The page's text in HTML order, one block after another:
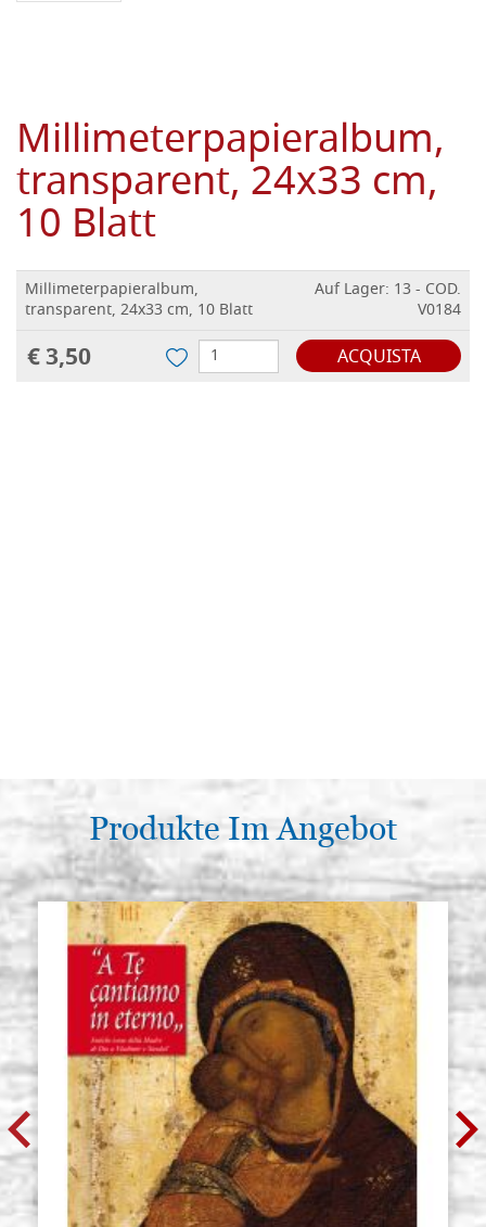
Millimeterpapieralbum,
transparent, 24x33 cm,
10 Blatt
Millimeterpapieralbum,
transparent, 24x33 cm, 10 Blatt
Auf Lager: 13 - COD.
V0184
€ 3,50 ACQUISTA
Produkte Im Angebot